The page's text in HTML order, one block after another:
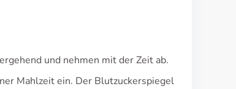
und nehmen mit der Zeit ab.
Mahlzeit ein. Der Blutzuckerspiegel